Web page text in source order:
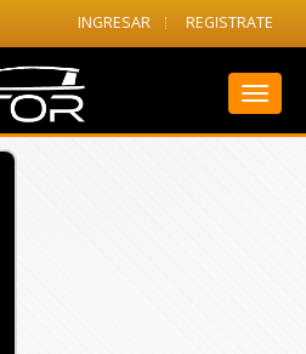
INGRESAR REGISTRATE